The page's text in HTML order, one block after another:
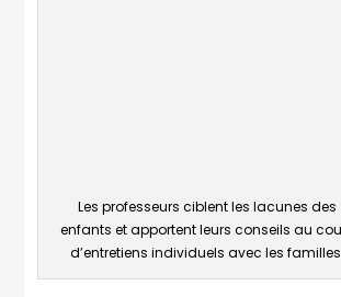
Les professeurs ciblent les lacunes des
enfants et apportent leurs conseils au
d’entretiens individuels avec les